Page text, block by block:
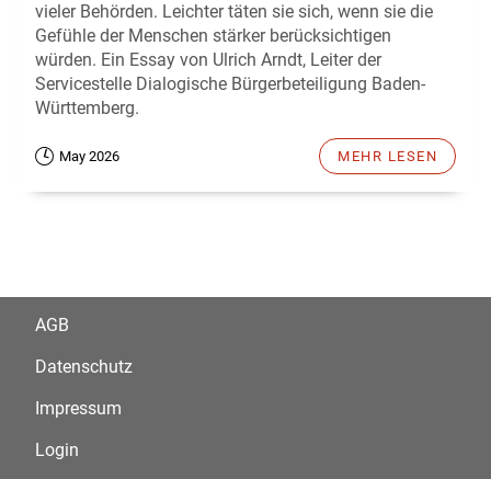
vieler Behörden. Leichter täten sie sich, wenn sie die
Gefühle der Menschen stärker berücksichtigen
würden. Ein Essay von Ulrich Arndt, Leiter der
Servicestelle Dialogische Bürgerbeteiligung Baden-
Württemberg.
May 2026 MEHR LESEN
AGB
Datenschutz
Impressum
Login